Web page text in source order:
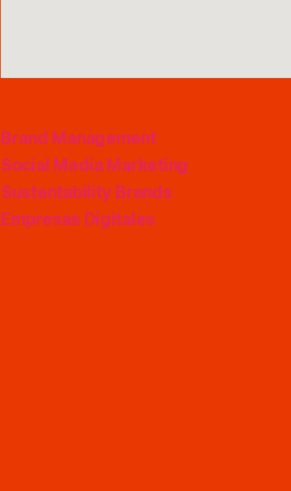
Brand Management
Social Media Marketing
Sustentability Brands
Empresas Digitales